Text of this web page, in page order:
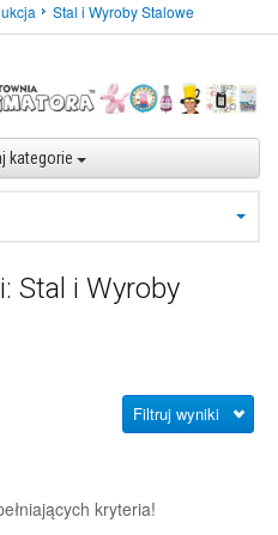
Stal i Wyroby Stalowe
kategorie
Stal i Wyroby
Filtruj wyniki
kryteria!